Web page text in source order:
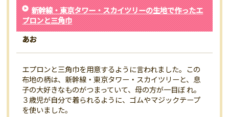
新幹線・東京タワー・スカイツリーの生地で作ったエ
プロンと三角巾
あお
エプロンと三角巾を用意するように言われました。この
布地の柄は、新幹線・東京タワー・スカイツリーと、息
子の大好きなものがつまっていて、母の方が一目ぼ れ。
３歳児が自分で着られるように、ゴムやマジックテープ
を使いました。